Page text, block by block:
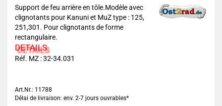
Support de feu arrière en tôle.Modèle avec
clignotants pour Kanuni et MuZ type : 125,
251,301. Pour clignotants de forme
rectangulaire.
DETAILS
Réf. MZ : 32-34.031
Art.Nr.: 11788
Délai de livraison: env. 2-7 jours ouvrables*